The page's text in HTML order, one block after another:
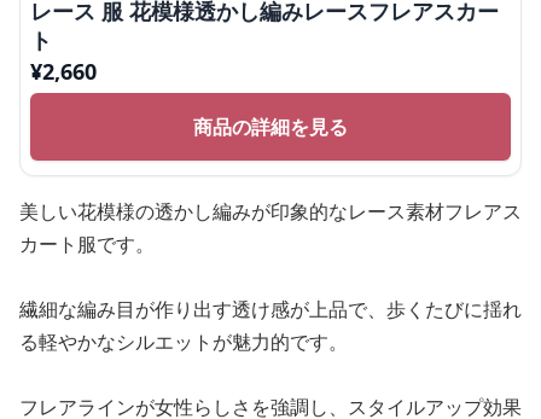
レース 服 花模様透かし編みレースフレアスカー
ト
¥2,660
商品の詳細を見る
美しい花模様の透かし編みが印象的なレース素材フレアス
カート服です。
繊細な編み目が作り出す透け感が上品で、歩くたびに揺れ
る軽やかなシルエットが魅力的です。
フレアラインが女性らしさを強調し、スタイルアップ効果